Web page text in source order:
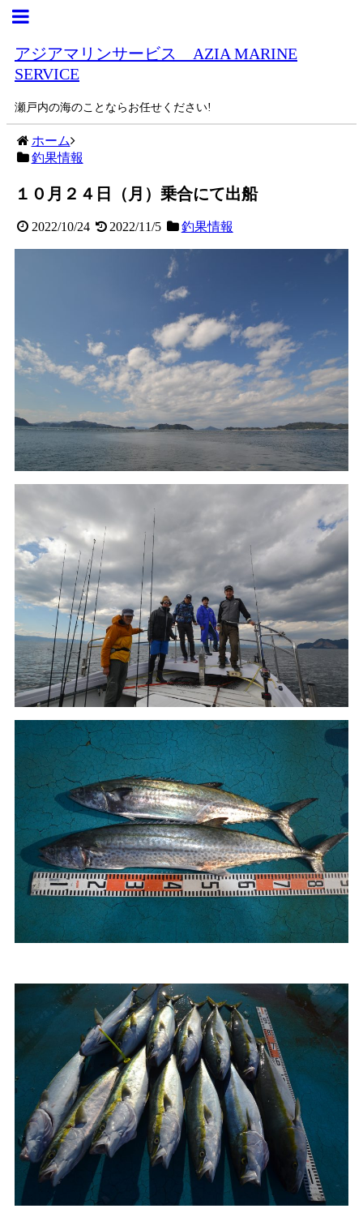
アジアマリンサービス AZIA MARINE
SERVICE
瀬戸内の海のことならお任せください!
ホーム
釣果情報
１０月２４日（月）乗合にて出船
2022/10/24 2022/11/5 釣果情報